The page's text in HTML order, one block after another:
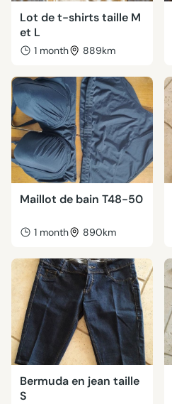
Lot de t-shirts taille M
et L
1 month 889km
Maillot de bain T48-50
1 month 890km
Bermuda en jean taille
S